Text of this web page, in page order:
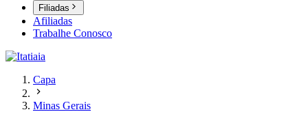
Filiadas
Afiliadas
Trabalhe Conosco
Capa
Minas Gerais